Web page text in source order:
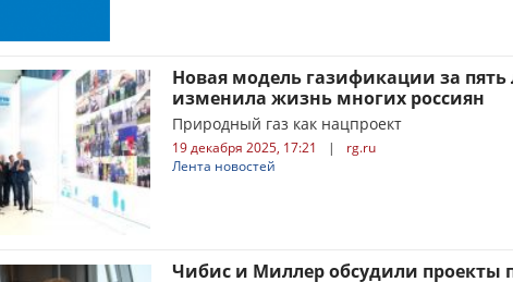
Новая модель газификации за пять
изменила жизнь многих россиян
Природный газ как нацпроект
19 декабря 2025, 17:21 |
rg.ru
Лента новостей
Чибис и Миллер обсудили проекты